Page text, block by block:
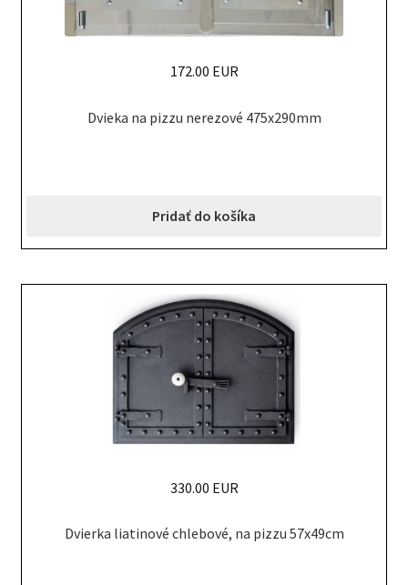
Dvieka na pizzu nerezové 475x290mm
172.00 EUR
Pridať do košíka
Dvierka liatinové chlebové, na pizzu 57x49cm
330.00 EUR